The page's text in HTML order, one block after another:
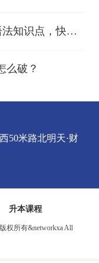
知识点，快收
么破？
50米路北明天·财
升本课程
权所有&networkxa All